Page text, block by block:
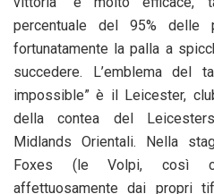
percentuale del 95%
fortunatamente la palla a
succedere. L’emblema del
impossible” è il Leicester,
della contea del
Midlands Orientali. Nella
Foxes (le Volpi, così
affettuosamente dai propri